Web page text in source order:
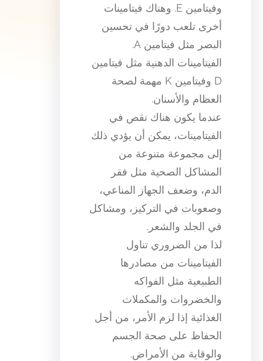
وفيتامين E. وهناك فيتامينات
أخرى تلعب دورًا في تحسين
البصر مثل فيتامين A.
الفيتامينات الدهنية مثل فيتامين
D وفيتامين K مهمة لصحة
العظام والأسنان.
عندما يكون هناك نقص في
الفيتامينات، يمكن أن يؤدي ذلك
إلى مجموعة متنوعة من
المشاكل الصحية مثل فقر
الدم، وضعف الجهاز المناعي،
وصعوبات في التركيز، ومشاكل
في الجلد والشعر.
لذا من الضروري تناول
الفيتامينات من مصادرها
الطبيعية مثل الفواكه
والخضروات والمكملات
الغذائية إذا لزم الأمر، من أجل
الحفاظ على صحة الجسم
والوقاية من الأمراض.